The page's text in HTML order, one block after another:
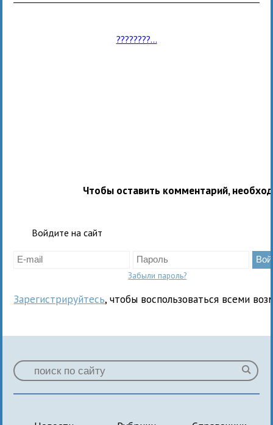
????????...
Чтобы оставить комментарий,
Войдите на сайт
Забыли пароль?
Зарегистрируйтесь, чтобы воспользоваться всеми